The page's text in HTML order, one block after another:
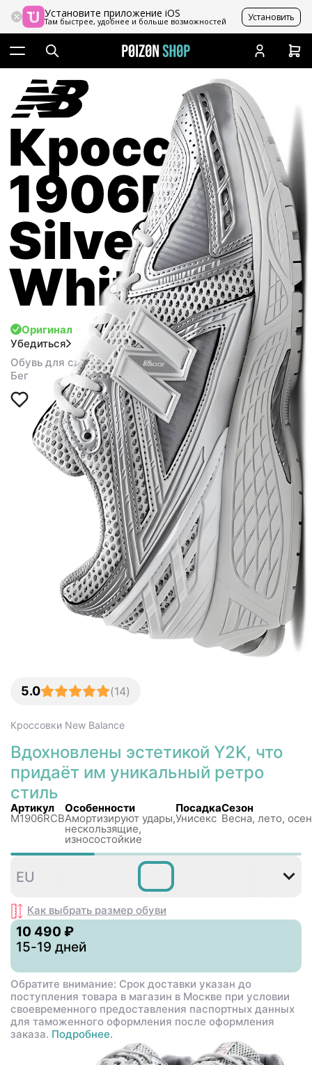
Установите приложение iOS
Там быстрее, удобнее и больше возможностей Установить
Кроссовки
1906R
Silver
White
Оригинал
Убедиться
Обувь для спорта
Бег
5.0 (14)
Кроссовки New Balance
Вдохновлены эстетикой Y2K, что
придаёт им уникальный ретро
стиль
Артикул
M1906RCB
Особенности
Амортизируют удары,
нескользящиe,
износостойкие
Посадка
Унисекс
Сезон
Весна, лето,
,5
EU
Как выбрать размер обуви
10 490 ₽
15-19 дней
Обратите внимание: Срок доставки указан до
поступления товара в магазин в Москве при условии
своевременного предоставления паспортных данных
для таможенного оформления после оформления
заказа. Подробнее.